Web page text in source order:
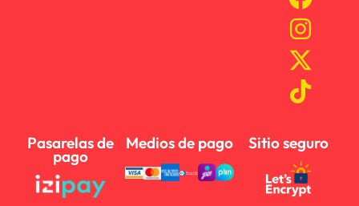
Pasarelas de
pago
Medios de pago Sitio seguro